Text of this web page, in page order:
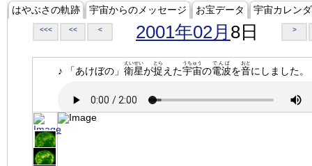
はやぶさの軌跡 宇宙からのメッセージ お宝データ 宇宙カレン
<<< << < 2001年02月 8日 >
♪ 「あけぼの」 衛星
えいせい
が捉
とら
えた宇宙
うちゅう
の電波
でんぱ
を音
おと
にしました。